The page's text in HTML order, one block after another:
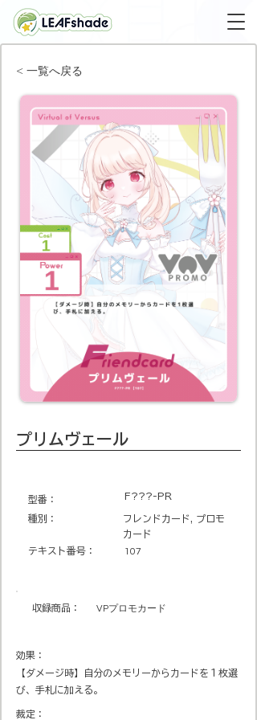
プリムヴェール
​型番​： F???-PR
種別：
フレンドカード, プロモ
カード
テキスト番号​：
107
収録商品​： VPプロモカード
効果：
【ダメージ時】自分のメモリーからカードを１枚選
び、手札に加える。
裁定：
< 一覧へ戻る